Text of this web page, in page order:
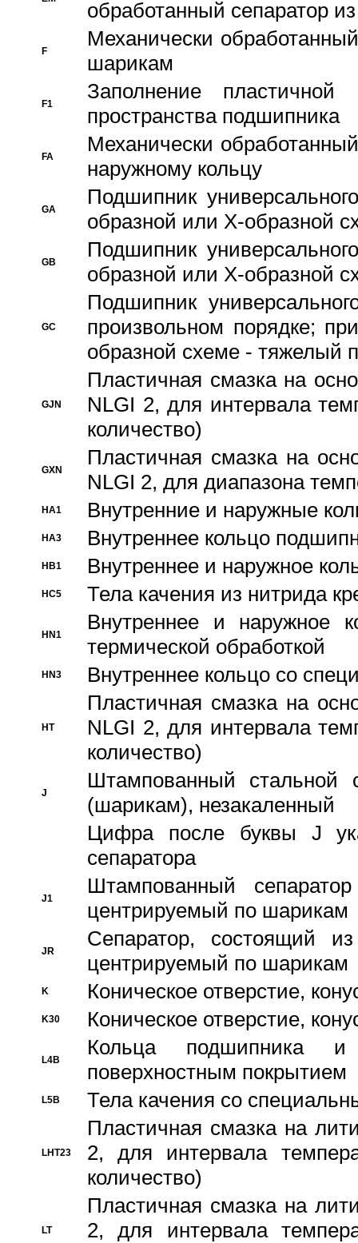
обработанный сепаратор
F
Механически
шарикам
F1
Заполнение
пространства подшипника
FA
Механически
наружному кольцу
GA
Подшипник
образной или Х-образной
GB
Подшипник
образной или Х-образной
GC
Подшипник
произвольном порядке;
образной схеме - тяжелый
GJN
Пластичная смазка на
NLGI 2, для интервала
количество)
GXN
Пластичная смазка на
NLGI 2, для диапазона
HA1 Внутренние и наружные
HA3 Bнутреннее кольцо
HB1 Bнутреннее и наружное
HC5 Тела качения из нитрида
HN1
Bнутреннее и наружное
термической обработкой
HN3 Внутреннее кольцо со
HT
Пластичная смазка на
NLGI 2, для интервала
количество)
J
Штампованный стальной
(шарикам), незакаленный
Цифра после буквы J
сепаратора
J1
Штампованный
центрируемый по шарикам
JR
Сепаратор, состоящий
центрируемый по шарикам
K Коническое отверстие,
K30 Коническое отверстие,
L4B
Кольца подшипника
поверхностным покрытием
L5B Тела качения со
LHT23
Пластичная смазка на
2, для интервала
количество)
LT
Пластичная смазка на
2, для интервала